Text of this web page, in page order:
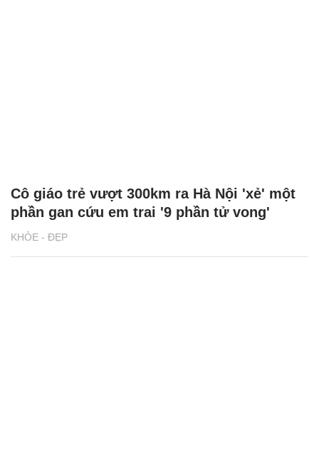
KHỎE - ĐẸP
Cô giáo trẻ vượt 300km ra Hà Nội 'xẻ' một
phần gan cứu em trai '9 phần tử vong'